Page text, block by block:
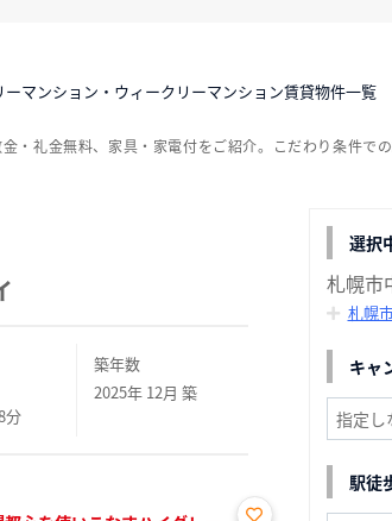
マンション・ウィークリーマンション賃貸物件一覧
分
築年数
2025年 12月 築
礼金無料、家具・家電付をご紹介。こだわり条件での
選択
札幌市
札幌
キャ
駅徒